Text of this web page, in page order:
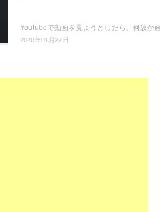
2020年01月27日